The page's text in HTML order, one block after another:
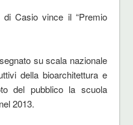
Casio vince il “Premio
su scala nazionale
della bioarchitettura e
del pubblico la scuola
2013.